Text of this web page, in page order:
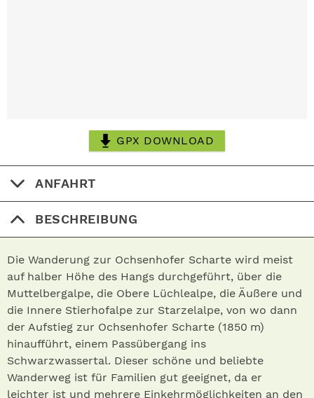
GPX DOWNLOAD
ANFAHRT
BESCHREIBUNG
Die Wanderung zur Ochsenhofer Scharte wird meist
auf halber Höhe des Hangs durchgeführt, über die
Muttelbergalpe, die Obere Lüchlealpe, die Äußere und
die Innere Stierhofalpe zur Starzelalpe, von wo dann
der Aufstieg zur Ochsenhofer Scharte (1850 m)
hinaufführt, einem Passübergang ins
Schwarzwassertal. Dieser schöne und beliebte
Wanderweg ist für Familien gut geeignet, da er
leichter ist und mehrere Einkehrmöglichkeiten an den